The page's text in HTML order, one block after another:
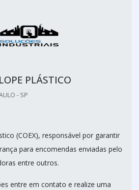
PLÁSTICO
- SP
(COEX), responsável por garantir
para encomendas enviadas pelo
entre outros.
entre em contato e realize uma